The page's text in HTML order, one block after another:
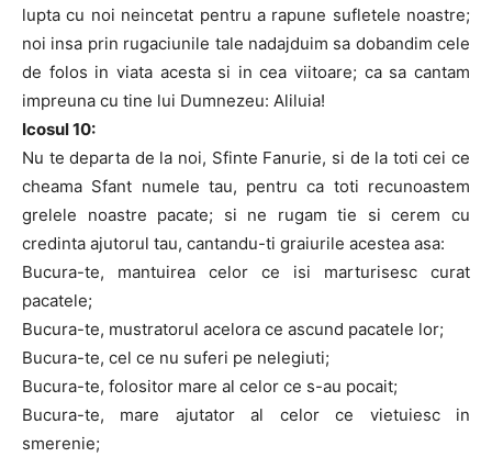
lupta cu noi neincetat pentru a rapune sufletele noastre;
noi insa prin rugaciunile tale nadajduim sa dobandim cele
de folos in viata acesta si in cea viitoare; ca sa cantam
impreuna cu tine lui Dumnezeu: Aliluia!
Icosul 10:
Nu te departa de la noi, Sfinte Fanurie, si de la toti cei ce
cheama Sfant numele tau, pentru ca toti recunoastem
grelele noastre pacate; si ne rugam tie si cerem cu
credinta ajutorul tau, cantandu-ti graiurile acestea asa:
Bucura-te, mantuirea celor ce isi marturisesc curat
pacatele;
Bucura-te, mustratorul acelora ce ascund pacatele lor;
Bucura-te, cel ce nu suferi pe nelegiuti;
Bucura-te, folositor mare al celor ce s-au pocait;
Bucura-te, mare ajutator al celor ce vietuiesc in
smerenie;